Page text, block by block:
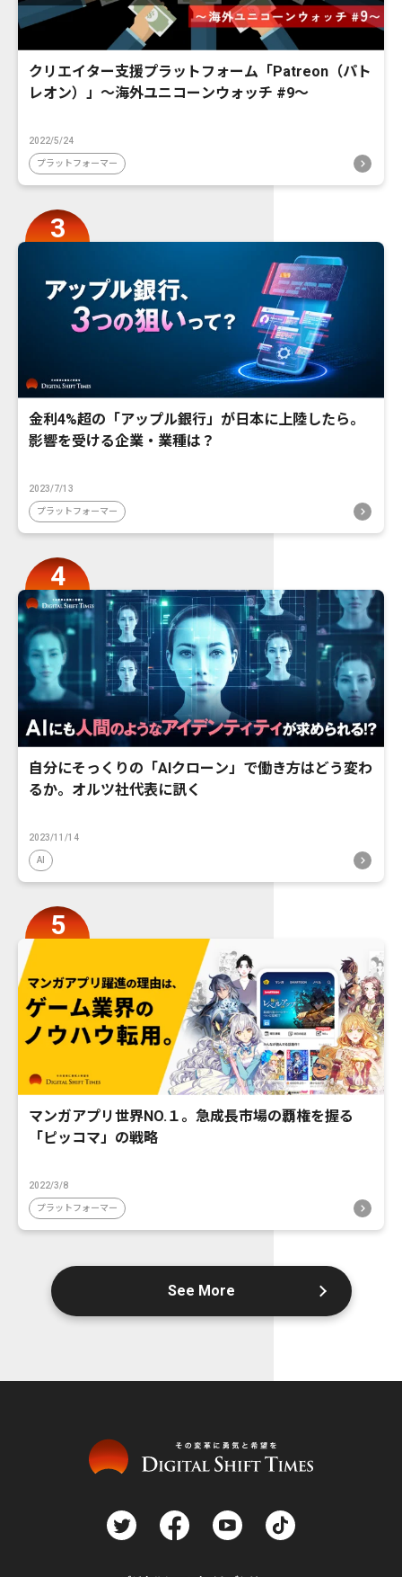
クリエイター支援プラットフォーム「Patreon（パト
レオン）」〜海外ユニコーンウォッチ #9〜
2022/5/24
プラットフォーマー
金利4%超の「アップル銀行」が日本に上陸したら。
影響を受ける企業・業種は？
2023/7/13
プラットフォーマー
自分にそっくりの「AIクローン」で働き方はどう変わ
るか。オルツ社代表に訊く
2023/11/14
AI
マンガアプリ世界NO.１。急成長市場の覇権を握る
「ピッコマ」の戦略
2022/3/8
プラットフォーマー
See More